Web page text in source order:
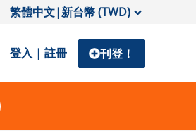
繁體中文|新台幣 (TWD)
登入 | 註冊 刊登！